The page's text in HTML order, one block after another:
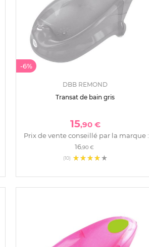
-6%
DBB REMOND
Transat de bain gris
15,90 €
Prix de vente conseillé par la marque :
16,90 €
(10)